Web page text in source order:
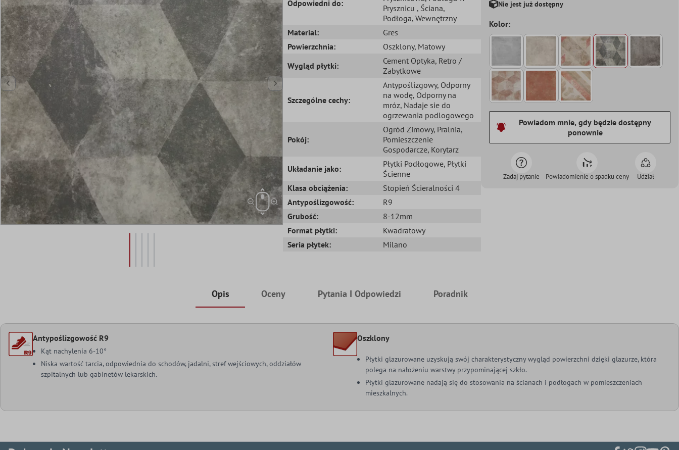
Odpowiedni do:
Prysznicu , Ściana,
Podłoga, Wewnętrzny
Material:
Gres
Powierzchnia:
Oszklony, Matowy
Wygląd płytki:
Cement Optyka, Retro /
Zabytkowe
Szczególne cechy:
Antypoślizgowy, Odporny
na wodę, Odporny na
mróz, Nadaje sie do
ogrzewania podlogowego
Pokój:
Ogród Zimowy, Pralnia,
Pomieszczenie
Gospodarcze, Korytarz
Układanie jako:
Płytki Podłogowe, Płytki
Ścienne
Klasa obciążenia:
Stopień Ścieralności 4
Antypoślizgowość:
R9
Grubość:
8-12mm
Format płytki:
Kwadratowy
Seria płytek:
Milano
Nie jest już dostępny
Kolor:
Powiadom mnie, gdy będzie dostępny
ponownie
Zadaj pytanie Powiadomienie o spadku ceny Udział
Opis Oceny Pytania I Odpowiedzi Poradnik
Antypoślizgowość R9
Kąt nachylenia 6-10°
Niska wartość tarcia, odpowiednia do schodów, jadalni, stref wejściowych, oddziałów
szpitalnych lub gabinetów lekarskich.
Oszklony
Płytki glazurowane uzyskują swój charakterystyczny wygląd powierzchni dzięki glazurze, która
polega na nałożeniu warstwy przypominającej szkło.
Płytki glazurowane nadają się do stosowania na ścianach i podłogach w pomieszczeniach
mieszkalnych.